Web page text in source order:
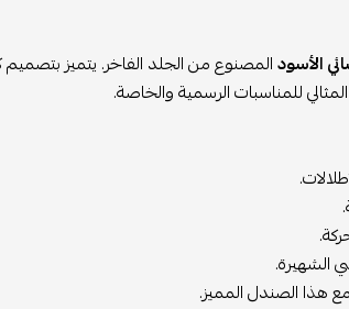
الأسودالمصنوع من الجلد الفاخر. يتميز
للمناسبات الرسمية والخاصة.
الشهيرة.
هذا الصندل المميز.